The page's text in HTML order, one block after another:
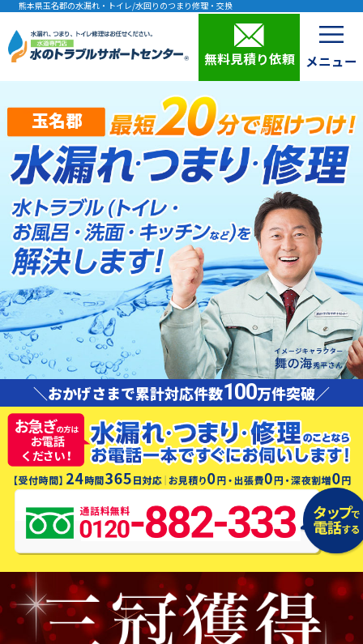
熊本県玉名郡の水漏れ・トイレ/水回りのつまり修理・交換
無料見積り依頼
玉名郡
＼おかげさまで累計対応件数100万件突破／